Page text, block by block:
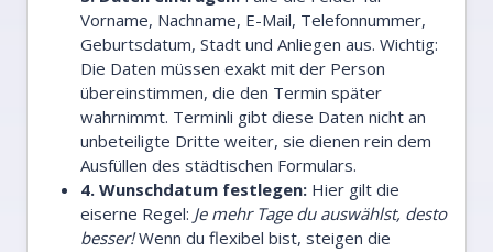
Vorname, Nachname, E-Mail, Telefonnummer,
Geburtsdatum, Stadt und Anliegen aus. Wichtig:
Die Daten müssen exakt mit der Person
übereinstimmen, die den Termin später
wahrnimmt. Terminli gibt diese Daten nicht an
unbeteiligte Dritte weiter, sie dienen rein dem
Ausfüllen des städtischen Formulars.
4. Wunschdatum festlegen: Hier gilt die
eiserne Regel: Je mehr Tage du auswählst, desto
besser!Wenn du flexibel bist, steigen die